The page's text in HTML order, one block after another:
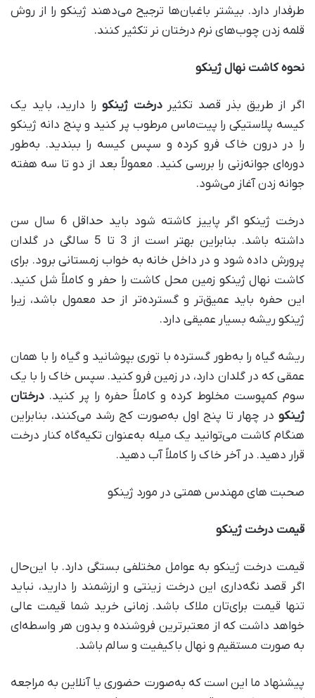
طرفدار دارد. بیشتر باغبان‌ها ترجیح می‌دهند ژینکو را از روش
قلمه‌ زدن چوب‌های نرم درختان نر تکثیر کنند.
نحوه کاشت نهال ژینکو
اگر از طریق بذر قصد تکثیردرخت ژینکو را دارید، باید یک
کیسه پلاستیکی را پیت‌ماس مرطوب پر کنید و پنج دانه ژینکو
را در درون خاک فرو کرده و سپس کیسه را ببندید. به‌طور
دوره‌ای جوانه‌زنی را بررسی کنید. معمولاً بعد از دو تا سه هفته
جوانه‌ زدن آغاز می‌شود.
درخت ژینکو اگر پاییز کاشته شود باید حداقل 6 سال سن
داشته باشد. بنابراین بهتر است از 3 تا 5 سالگی در گلدان
پرورش داده شود و در داخل خانه به خواب زمستانی برود. برای
کاشت نهال ژینکو زمین محل کاشت را حفر و کاملاً شل کنید.
این حفره باید عمیق‌تر و گسترده‌تر از حد معمول باشد، زیرا
ژینکو ریشه بسیار عمیقی دارد.
ریشه گیاه را به‌طور گسترده با توری بپوشانید و گیاه را با همان
عمقی که در گلدان دارد، در زمین فرو کنید. سپس خاک را با یک
سوم کمپوست مخلوط کرده و کاملاً حفره را پر کنید. درختان
ژینکو در چهار تا پنج اول به‌صورت کج رشد می‌کنند، بنابراین
هنگام کاشت می‌توانید یک میله به‌عنوان تکیه‌گاه کنار درخت
قرار دهید. در آخر خاک را کاملاً آب دهید.
صحبت های مهندس همتی در مورد ژینکو
قیمت درخت ژینکو
قیمت درخت ژینکو به عوامل مختلفی بستگی دارد. با این‌حال
اگر قصد نگه‌داری این درخت زینتی و ارزشمند را دارید، نباید
تنها قیمت برای‌تان ملاک باشد. زمانی خرید شما قیمت عالی
خواهد داشت که از معتبرترین فروشنده و بدون هر واسطه‌ای
به صورت مستقیم و نهال باکیفیت و سالم باشد.
پیشنهاد ما این است که به‌صورت حضوری یا آنلاین به مراجعه